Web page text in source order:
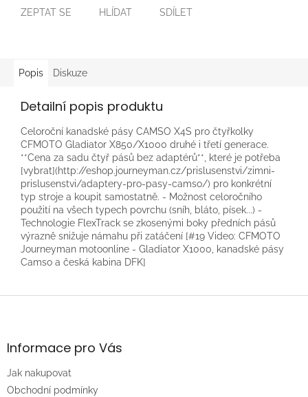
ZEPTAT SE HLÍDAT SDÍLET
Popis Diskuze
Detailní popis produktu
Celoroční kanadské pásy CAMSO X4S pro čtyřkolky
CFMOTO Gladiator X850/X1000 druhé i třetí generace.
**Cena za sadu čtyř pásů bez adaptérů**, které je potřeba
[vybrat](http://eshop.journeyman.cz/prislusenstvi/zimni-
prislusenstvi/adaptery-pro-pasy-camso/) pro konkrétní
typ stroje a koupit samostatně. - Možnost celoročního
použití na všech typech povrchu (sníh, bláto, písek...) -
Technologie FlexTrack se zkosenými boky předních pásů
výrazně snižuje námahu při zatáčení [#19 Video: CFMOTO
Journeyman motoonline - Gladiator X1000, kanadské pásy
Camso a česká kabina DFK]
Z
aInformace pro Vás
Jak nakupovat
Obchodní podmínky